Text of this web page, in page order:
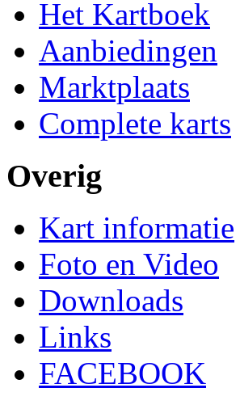
Het Kartboek
Aanbiedingen
Marktplaats
Complete karts
Overig
Kart informatie
Foto en Video
Downloads
Links
FACEBOOK